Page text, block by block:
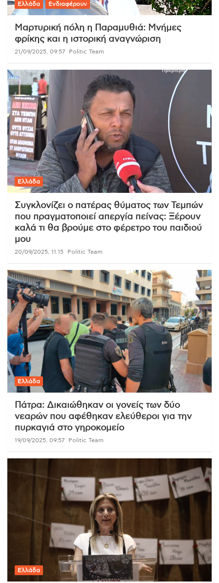
Ελλάδα Ενδιαφέρουν
Μαρτυρική πόλη η Παραμυθιά: Μνήμες
φρίκης και η ιστορική αναγνώριση
21/09/2025, 09:57 Politic Team
Ελλάδα
Συγκλονίζει ο πατέρας θύματος των Τεμπών
που πραγματοποιεί απεργία πείνας: Ξέρουν
καλά τι θα βρούμε στο φέρετρο του παιδιού
μου
20/09/2025, 11:15 Politic Team
Ελλάδα
Πάτρα: Δικαιώθηκαν οι γονείς των δύο
νεαρών που αφέθηκαν ελεύθεροι για την
πυρκαγιά στο γηροκομείο
19/09/2025, 09:57 Politic Team
Ελλάδα